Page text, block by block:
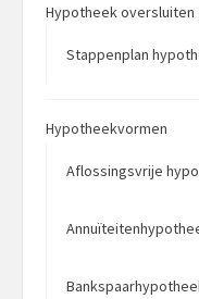
Hypotheek oversluiten
Stappenplan
Hypotheekvormen
Aflossingsvrije